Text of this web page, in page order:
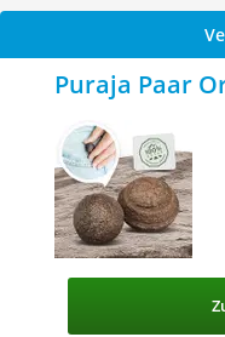
Puraja Paar